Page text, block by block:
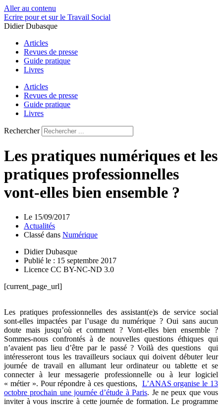
Aller au contenu
Ecrire pour et sur le Travail Social
Didier Dubasque
Articles
Revues de presse
Guide pratique
Livres
Articles
Revues de presse
Guide pratique
Livres
Rechercher
Les pratiques numériques et les
pratiques professionnelles
vont-elles bien ensemble ?
Le 15/09/2017
Actualités
Classé dans Numérique
Didier Dubasque
Publié le : 15 septembre 2017
Licence CC BY-NC-ND 3.0
[current_page_url]
Les pratiques professionnelles des assistant(e)s de service social
sont-elles impactées par l’usage du numérique ? Oui sans aucun
doute mais jusqu’où et comment ? Vont-elles bien ensemble ?
Sommes-nous confrontés à de nouvelles questions éthiques qui
n’avaient pas lieu d’être par le passé ? Voilà des questions qui
intéresseront tous les travailleurs sociaux qui doivent débuter leur
journée de travail en allumant leur ordinateur ou tablette et se
connecter à leur messagerie professionnelle ou à leur logiciel
« métier ». Pour répondre à ces questions, L’ANAS organise le 13
octobre prochain une journée d’étude à Paris. Je ne peux que vous
inviter à vous inscrire à cette journée de formation. Le programme